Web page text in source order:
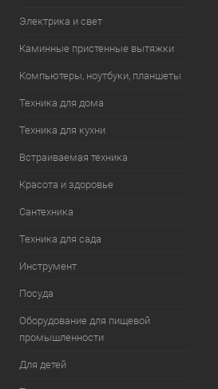
Электрика и свет
Каминные пристенные вытяжки
Компьютеры, ноутбуки, планшеты
Техника для дома
Техника для кухни
Встраиваемая техника
Красота и здоровье
Сантехника
Техника для сада
Инструмент
Посуда
Оборудование для пищевой
промышленности
Для детей